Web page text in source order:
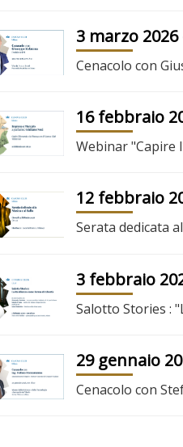
3 marzo 2026
Cenacolo con
16 febbraio
Webinar "Capire
12 febbraio
Serata dedicata
3 febbraio
Salotto Stories :
29 gennaio
Cenacolo con